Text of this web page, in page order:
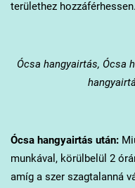
területhez hozzáférhessen.
Ócsa hangyairtás, Ócsa
Ócsahangyairtás után:
munkával, körülbelül 2
amíg a szer szagtalanná